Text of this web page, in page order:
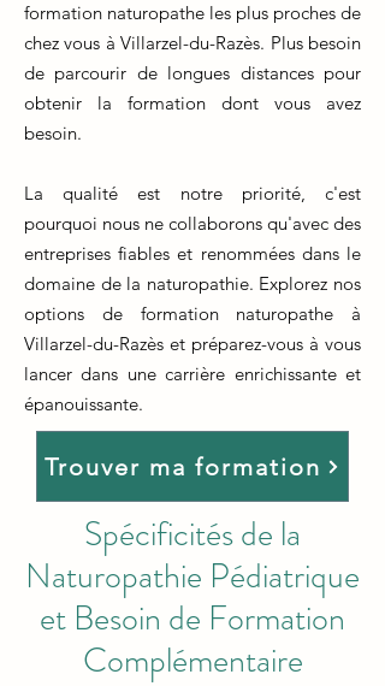
formation naturopathe les plus proches de
chez vous à Villarzel-du-Razès. Plus besoin
de parcourir de longues distances pour
obtenir la formation dont vous avez
besoin.
La qualité est notre priorité, c'est
pourquoi nous ne collaborons qu'avec des
entreprises fiables et renommées dans le
domaine de la naturopathie. Explorez nos
options de formation naturopathe à
Villarzel-du-Razès et préparez-vous à vous
lancer dans une carrière enrichissante et
épanouissante.
Trouver ma formation
Spécificités de la
Naturopathie Pédiatrique
et Besoin de Formation
Complémentaire